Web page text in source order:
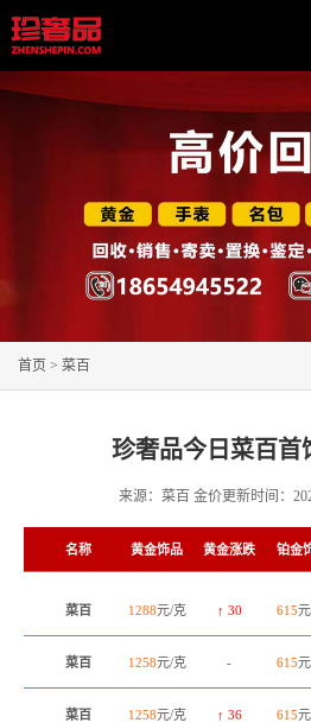
首页 > 菜百
珍奢品今日菜百首
来源：菜百 金价更新时间：
名称 黄金饰品 黄金涨跌 铂金
菜百 1288元/克 ↑ 30 615
菜百 1258元/克 - 615
菜百 1258元/克 ↑ 36 615